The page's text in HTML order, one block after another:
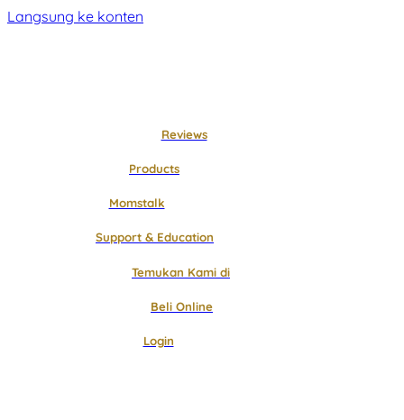
Langsung ke konten
Reviews
Products
Momstalk
Support & Education
Temukan Kami di
Beli Online
Login